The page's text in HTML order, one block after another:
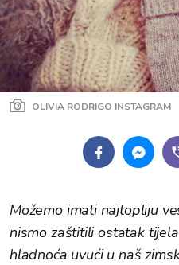
OLIVIA RODRIGO INSTAGRAM
Možemo imati najtopliju
nismo zaštitili ostatak
hladnoća uvući u naš